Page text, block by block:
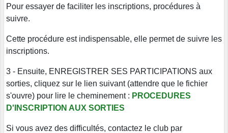
Pour essayer de faciliter les inscriptions, procédures à
suivre.
Cette procédure est indispensable, elle permet de suivre les
inscriptions.
3 - Ensuite, ENREGISTRER SES PARTICIPATIONS aux
sorties, cliquez sur le lien suivant (attendre que le fichier
s'ouvre) pour lire le cheminement : PROCEDURES
D'INSCRIPTION AUX SORTIES
Si vous avez des difficultés, contactez le club par